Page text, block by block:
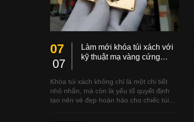
07
07
Làm mới khóa túi xách với
kỹ thuật mạ vàng cứng…
Khóa túi xách không chỉ là một chi tiết
nhỏ nhắn, mà còn là yếu tố quyết định
tạo nên vẻ đẹp hoàn hảo cho chiếc túi…